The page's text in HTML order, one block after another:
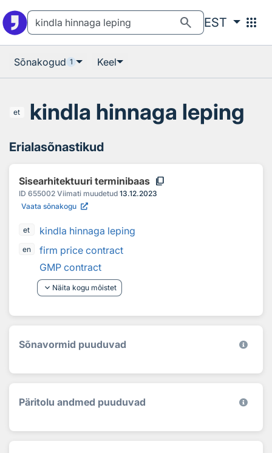
search EST apps
Sõnakogud 1 Keel
et kindla hinnaga leping
Erialasõnastikud
Sisearhitektuuri terminibaas content_copy
ID 655002 Viimati muudetud 13.12.2023
Vaata sõnakogu
et kindla hinnaga leping
en
firm price contract
GMP contract
keyboard_arrow_down Näita kogu mõistet
Sõnavormid puuduvad
Päritolu andmed puuduvad